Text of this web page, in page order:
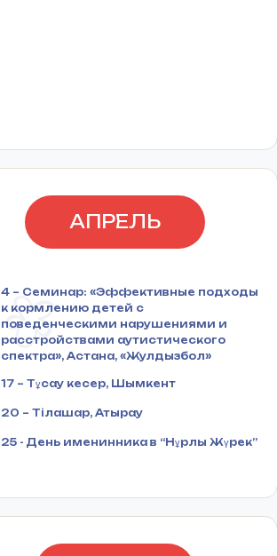
АПРЕЛЬ
4 – Семинар: «Эффективные подходы
к кормлению детей с
поведенческими нарушениями и
расстройствами аутистического
спектра», Астана, «Жулдызбол»
17 – Тұсау кесер, Шымкент
20 – Тілашар, Атырау
25 - День именинника в “Нұрлы Жүрек”